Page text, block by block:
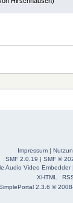
Impressum|
SMF 2.0.19 | SMF ©
Audio Video Embedder
XHTML
2.3.6 ©